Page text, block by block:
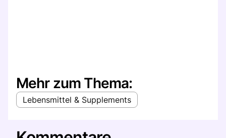
Mehr zum Thema:
Lebensmittel & Supplements